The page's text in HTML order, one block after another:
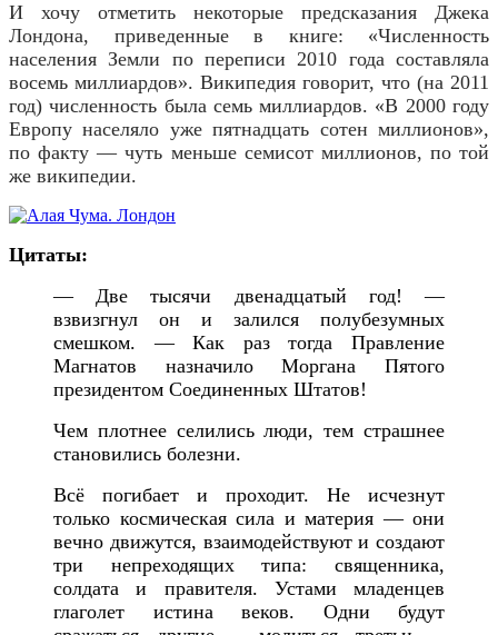
И хочу отметить некоторые предсказания Джека
Лондона, приведенные в книге: «Численность
населения Земли по переписи 2010 года составляла
восемь миллиардов». Википедия говорит, что (на 2011
год) численность была семь миллиардов. «В 2000 году
Европу населяло уже пятнадцать сотен миллионов»,
по факту — чуть меньше семисот миллионов, по той
же википедии.
Цитаты:
—Две тысячи двенадцатый год! —
взвизгнул он и залился полубезумных
смешком. — Как раз тогда Правление
Магнатов назначило Моргана Пятого
президентом Соединенных Штатов!
Чем плотнее селились люди, тем страшнее
становились болезни.
Всё погибает и проходит. Не исчезнут
только космическая сила и материя — они
вечно движутся, взаимодействуют и создают
три непреходящих типа: священника,
солдата и правителя. Устами младенцев
глаголет истина веков. Одни будут